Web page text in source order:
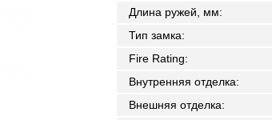
Длина ружей, мм:
Тип замка:
Fire Rating:
Внутренняя отделка:
Внешняя отделка: